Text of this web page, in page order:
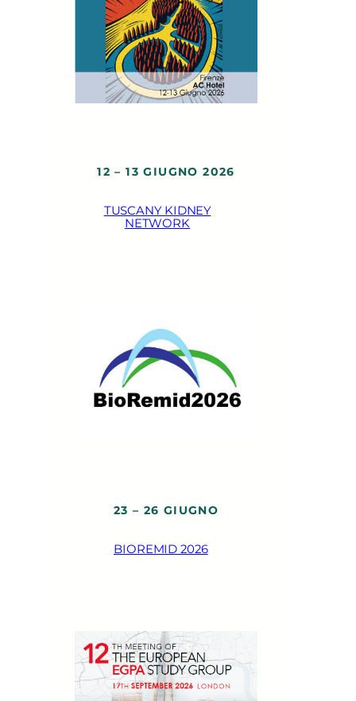
12 – 13 GIUGNO 2026
TUSCANY KIDNEY
NETWORK
23 – 26 GIUGNO
BIOREMID 2026